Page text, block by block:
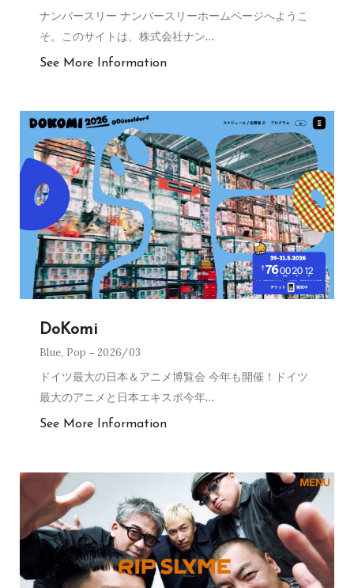
ナンバースリー ナンバースリーホームページへようこ
そ。このサイトは、株式会社ナン…
See More Information
DoKomi
Blue, Pop 2026/03
ドイツ最大の日本＆アニメ博覧会 今年も開催！ドイツ
最大のアニメと日本エキスポ今年…
See More Information